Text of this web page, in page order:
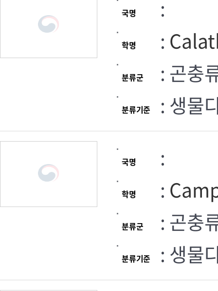
국명 :
학명 :
분류군 : 곤충
분류기준 : 생물
국명 :
학명 :
분류군 : 곤충
분류기준 : 생물